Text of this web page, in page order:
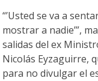
“’Usted se va a
mostrar a nadie’”,
salidas del ex
Nicolás Eyzaguirre,
para no divulgar el